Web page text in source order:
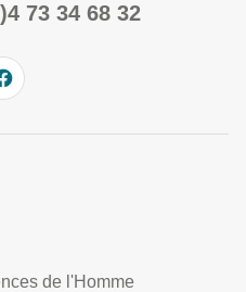
73 34 68 32
de l'Homme